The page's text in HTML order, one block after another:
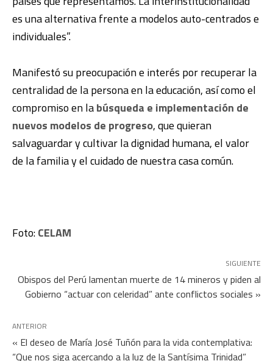
es una alternativa frente a modelos auto-centrados e
individuales”.
Manifestó su preocupación e interés por recuperar la
centralidad de la persona en la educación, así como el
compromiso en labúsqueda e implementación de
nuevos modelos de progreso, que quieran
salvaguardar y cultivar la dignidad humana, el valor
de la familia y el cuidado de nuestra casa común.
Foto:CELAM
SIGUIENTE
Obispos del Perú lamentan muerte de 14 mineros y piden al
Gobierno “actuar con celeridad” ante conflictos sociales »
ANTERIOR
« El deseo de María José Tuñón para la vida contemplativa:
“Que nos siga acercando a la luz de la Santísima Trinidad”